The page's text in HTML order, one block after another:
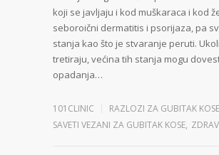
koji se javljaju i kod muškaraca i kod
seboroični dermatitis i psorijaza, pa
stanja kao što je stvaranje peruti.
tretiraju, većina tih stanja mogu
opadanja…
101CLINIC RAZLOZI ZA GUBITAK KOSE
SAVETI VEZANI ZA GUBITAK KOSE,